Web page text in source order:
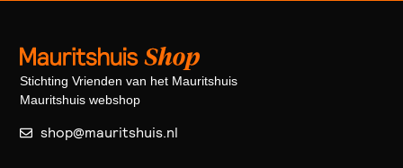
Stichting Vrienden van het Mauritshuis
Mauritshuis webshop
shop@mauritshuis.nl